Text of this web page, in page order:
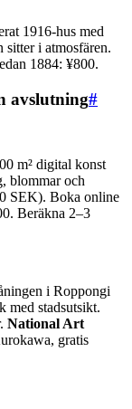
1916-hus med
sitter i atmosfären.
1884: ¥800.
avslutning#
m² digital konst
blommar och
SEK). Boka online
Beräkna 2–3
i Roppongi
med stadsutsikt.
National Art
gratis